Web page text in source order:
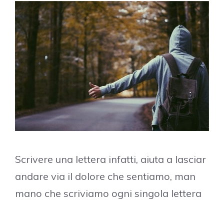
Scrivere una lettera infatti, aiuta a lasciar
andare via il dolore che sentiamo, man
mano che scriviamo ogni singola lettera